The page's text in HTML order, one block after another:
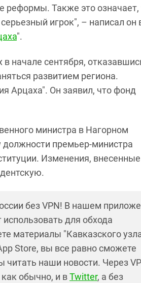
реформы. Также это означает,
игрок", – написал он
".
начале сентября,
развитием региона.
Арцаха". Он заявил, что фонд
министра в Нагорном
должности премьер-министра
Изменения,
без VPN! В нашем
для обхода
материалы "Кавказского
Store, вы все равно сможете
наши новости. Через
обычно, и вTwitter, а без